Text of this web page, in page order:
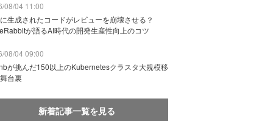
08/04 11:00
生成されたコードがレビューを崩壊させる？
が語るAI時代の開発生産性向上のコツ
08/04 09:00
が挑んだ150以上のKubernetesクラスタ大規模移
台裏
新着記事一覧を見る